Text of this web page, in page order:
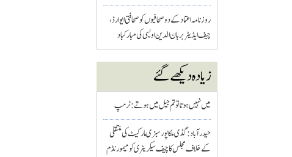
روزنامہ اعتماد کے دو صحافیوں کو صحافتی ایوارڈ،
چیف ایڈیٹر برہان الدین اویسی کی مبارکباد
زیادہ دیکھے گئے
میں نہیں ہوتا تو تم جیل میں ہوتے : ٹرمپ
حیدرآباد: گڈی ملکاپور سبزی مارکیٹ کی منتقلی
کے خلاف مجلس کا چیف سیکریٹری کو میمورنڈم